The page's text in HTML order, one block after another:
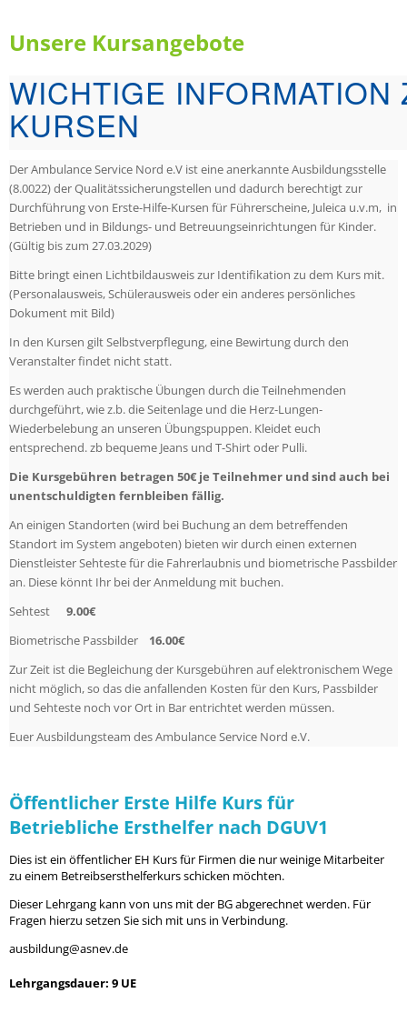
Unsere Kursangebote
WICHTIGE INFORMATION
KURSEN
Der Ambulance Service Nord e.V ist eine anerkannte Ausbildungsstelle
(8.0022) der Qualitätssicherungstellen und dadurch berechtigt zur
Durchführung von Erste-Hilfe-Kursen für Führerscheine, Juleica u.v.m, in
Betrieben und in Bildungs- und Betreuungseinrichtungen für Kinder.
(Gültig bis zum 27.03.2029)
Bitte bringt einen Lichtbildausweis zur Identifikation zu dem Kurs mit.
(Personalausweis, Schülerausweis oder ein anderes persönliches
Dokument mit Bild)
In den Kursen gilt Selbstverpflegung, eine Bewirtung durch den
Veranstalter findet nicht statt.
Es werden auch praktische Übungen durch die Teilnehmenden
durchgeführt, wie z.b. die Seitenlage und die Herz-Lungen-
Wiederbelebung an unseren Übungspuppen. Kleidet euch
entsprechend. zb bequeme Jeans und T-Shirt oder Pulli.
Die Kursgebühren betragen 50€ je Teilnehmer und sind auch bei
unentschuldigten fernbleiben fällig.
An einigen Standorten (wird bei Buchung an dem betreffenden
Standort im System angeboten) bieten wir durch einen externen
Dienstleister Sehteste für die Fahrerlaubnis und biometrische Passbilder
an. Diese könnt Ihr bei der Anmeldung mit buchen.
Sehtest
9.00€
Biometrische Passbilder
16.00€
Zur Zeit ist die Begleichung der Kursgebühren auf elektronischem Wege
nicht möglich, so das die anfallenden Kosten für den Kurs, Passbilder
und Sehteste noch vor Ort in Bar entrichtet werden müssen.
Euer Ausbildungsteam des Ambulance Service Nord e.V.
Öffentlicher Erste Hilfe Kurs für
Betriebliche Ersthelfer nach DGUV1
Dies ist ein öffentlicher EH Kurs für Firmen die nur weinige Mitarbeiter
zu einem Betreibsersthelferkurs schicken möchten.
Dieser Lehrgang kann von uns mit der BG abgerechnet werden. Für
Fragen hierzu setzen Sie sich mit uns in Verbindung.
ausbildung@asnev.de
Lehrgangsdauer: 9 UE